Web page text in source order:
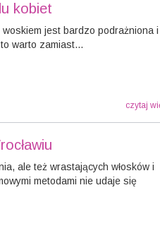
kobiet
jest bardzo podrażniona
warto zamiast...
czytaj
ale też wrastających włosków i
metodami nie udaje się